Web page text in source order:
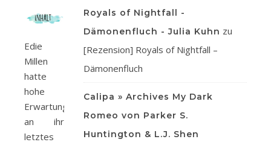
Edie
Millen
hatte
hohe
Erwartungen
an ihr
letztes
Royals of Nightfall -
Dämonenfluch - Julia Kuhn zu
[Rezension] Royals of Nightfall –
Dämonenfluch
Calipa » Archives My Dark
Romeo von Parker S.
Huntington & L.J. Shen